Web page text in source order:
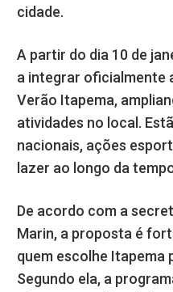
cidade.
A partir do dia 10 de
a integrar oficialmente
Verão Itapema,
atividades no local.
nacionais, ações
lazer ao longo da
De acordo com a
Marin, a proposta é
quem escolhe Itapema
Segundo ela, a